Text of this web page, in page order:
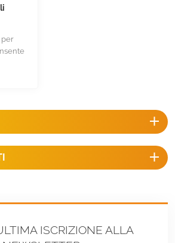
per
e
alta
e
ottimali
ISCRIZIONE ALLA